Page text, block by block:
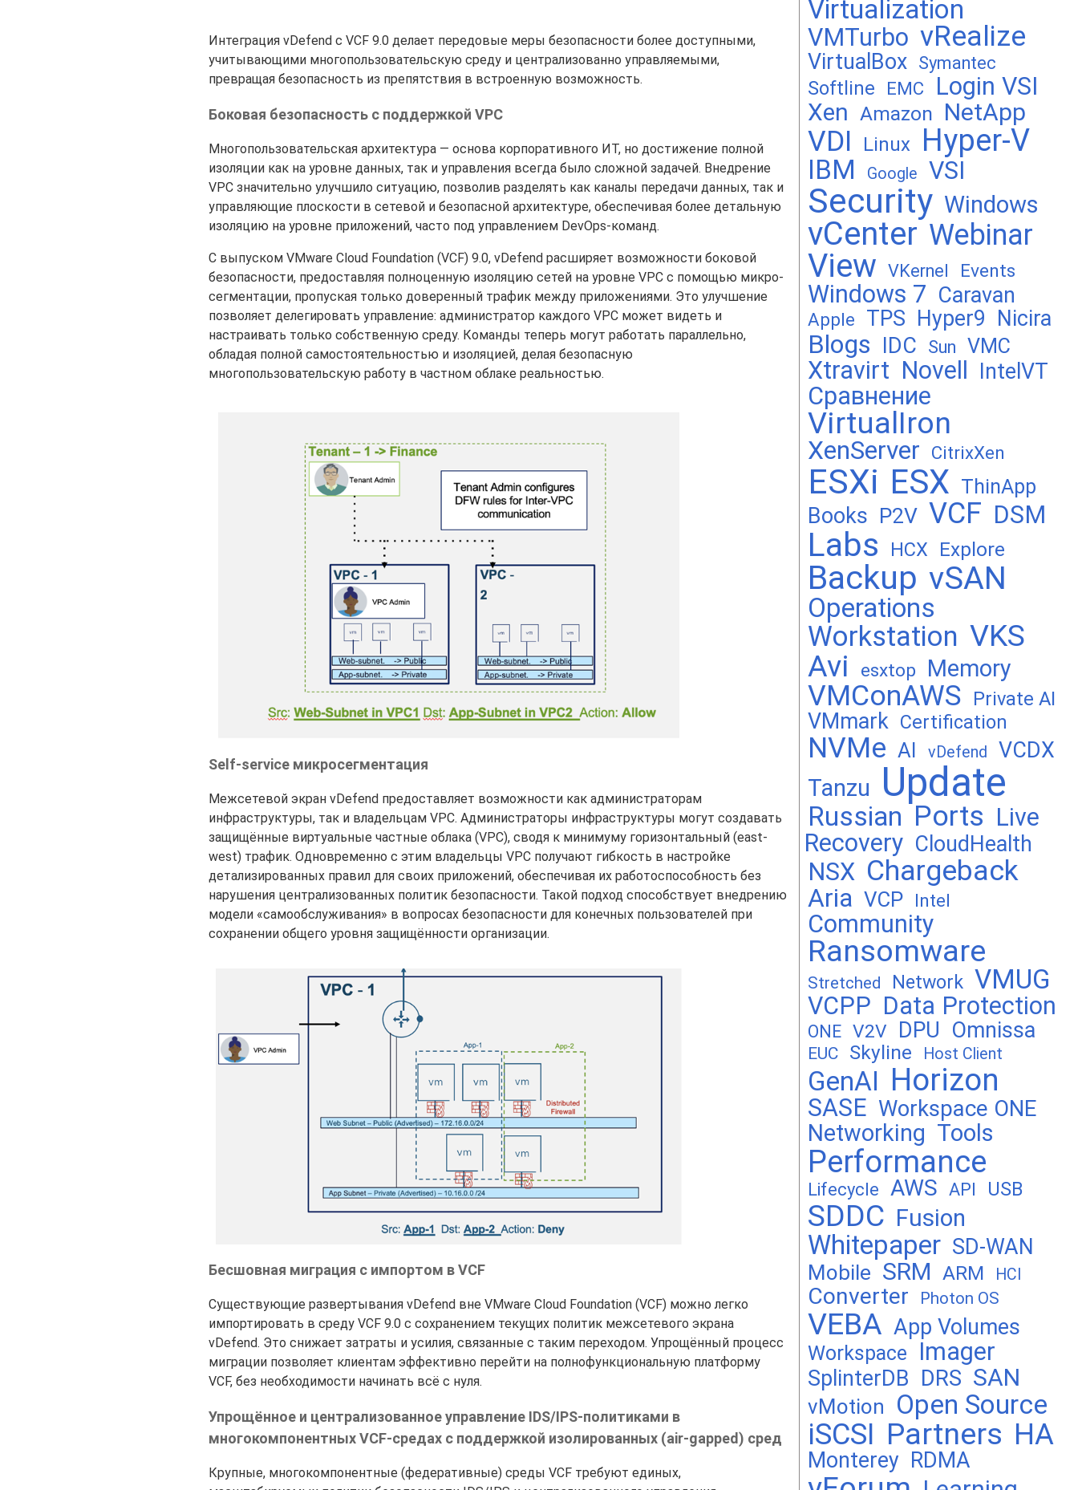
Интеграция vDefend с VCF 9.0 делает передовые меры безопасности более доступными,
учитывающими многопользовательскую среду и централизованно управляемыми,
превращая безопасность из препятствия в встроенную возможность.
Боковая безопасность с поддержкой VPC
Многопользовательская архитектура — основа корпоративного ИТ, но достижение полной
изоляции как на уровне данных, так и управления всегда было сложной задачей. Внедрение
VPC значительно улучшило ситуацию, позволив разделять как каналы передачи данных, так и
управляющие плоскости в сетевой и безопасной архитектуре, обеспечивая более детальную
изоляцию на уровне приложений, часто под управлением DevOps-команд.
С выпуском VMware Cloud Foundation (VCF) 9.0, vDefend расширяет возможности боковой
безопасности, предоставляя полноценную изоляцию сетей на уровне VPC с помощью микро-
сегментации, пропуская только доверенный трафик между приложениями. Это улучшение
позволяет делегировать управление: администратор каждого VPC может видеть и
настраивать только собственную среду. Команды теперь могут работать параллельно,
обладая полной самостоятельностью и изоляцией, делая безопасную
многопользовательскую работу в частном облаке реальностью.
Self-service микросегментация
Межсетевой экран vDefend предоставляет возможности как администраторам
инфраструктуры, так и владельцам VPC. Администраторы инфраструктуры могут создавать
защищённые виртуальные частные облака (VPC), сводя к минимуму горизонтальный (east-
west) трафик. Одновременно с этим владельцы VPC получают гибкость в настройке
детализированных правил для своих приложений, обеспечивая их работоспособность без
нарушения централизованных политик безопасности. Такой подход способствует внедрению
модели «самообслуживания» в вопросах безопасности для конечных пользователей при
сохранении общего уровня защищённости организации.
Бесшовная миграция с импортом в VCF
Существующие развертывания vDefend вне VMware Cloud Foundation (VCF) можно легко
импортировать в среду VCF 9.0 с сохранением текущих политик межсетевого экрана
vDefend. Это снижает затраты и усилия, связанные с таким переходом. Упрощённый процесс
миграции позволяет клиентам эффективно перейти на полнофункциональную платформу
VCF, без необходимости начинать всё с нуля.
Упрощённое и централизованное управление IDS/IPS-политиками в
многокомпонентных VCF-средах с поддержкой изолированных (air-gapped) сред
Крупные, многокомпонентные (федеративные) среды VCF требуют единых,
Virtualization
VMTurbo vRealize
VirtualBox Symantec
Softline EMC
Login VSI
Xen Amazon NetApp
VDI Linux Hyper-V
IBM Google VSI
Security Windows
vCenter Webinar
View VKernel Events
Windows 7 Caravan
Apple TPS Hyper9 Nicira
Blogs IDC Sun VMC
Xtravirt Novell IntelVT
Сравнение
VirtualIron
XenServer CitrixXen
ESXi ESX ThinApp
Books P2V VCF DSM
Labs HCX Explore
Backup vSAN
Operations
Workstation VKS
Avi
esxtop Memory
VMConAWS Private AI
VMmark Certification
NVMe AI vDefend VCDX
Tanzu Update
Russian Ports Live
Recovery CloudHealth
NSX Chargeback
Aria VCP Intel
Community
Ransomware
Stretched Network VMUG
VCPP Data Protection
ONE V2V DPU Omnissa
EUC Skyline Host Client
GenAI Horizon
SASE Workspace ONE
Networking Tools
Performance
Lifecycle AWS API USB
SDDC Fusion
Whitepaper SD-WAN
Mobile SRM ARM HCI
Converter Photon OS
VEBA App Volumes
Workspace Imager
SplinterDB DRS SAN
vMotion Open Source
iSCSI Partners HA
Monterey RDMA